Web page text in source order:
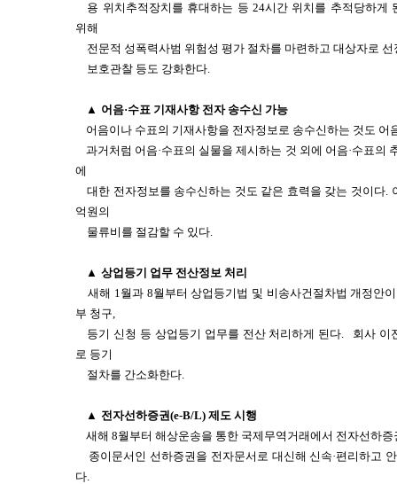
용 위치추적장치를 휴대하는 등 24시간 위치를 추적당하게
위해
전문적 성폭력사범 위험성 평가 절차를 마련하고 대상자로
보호관찰 등도 강화한다.
▲ 어음·수표 기재사항 전자 송수신 가능
어음이나 수표의 기재사항을 전자정보로 송수신하는 것도 어
과거처럼 어음·수표의 실물을 제시하는 것 외에 어음·수표의
에
대한 전자정보를 송수신하는 것도 같은 효력을 갖는 것이다.
억원의
물류비를 절감할 수 있다.
▲ 상업등기 업무 전산정보 처리
새해 1월과 8월부터 상업등기법 및 비송사건절차법 개정안
부 청구,
등기 신청 등 상업등기 업무를 전산 처리하게 된다.
회사 이
로 등기
절차를 간소화한다.
▲ 전자선하증권(e-B/L) 제도 시행
새해 8월부터 해상운송을 통한 국제무역거래에서 전자선하
종이문서인 선하증권을 전자문서로 대신해 신속·편리하고
다.